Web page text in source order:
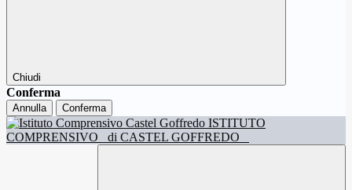
Chiudi
Conferma
Annulla Conferma
ISTITUTO
COMPRENSIVO
di CASTEL GOFFREDO